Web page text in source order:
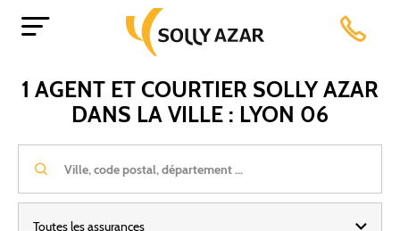
contenu
Accueil Auvergne-Rhône-Alpes
LYON 06
1 AGENT ET COURTIER SOLLY AZAR
DANS LA VILLE : LYON 06
Toutes les assurances